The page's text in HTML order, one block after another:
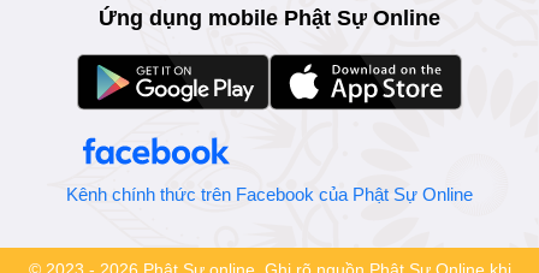
Ứng dụng mobile Phật Sự Online
Kênh chính thức trên Facebook của Phật Sự Online